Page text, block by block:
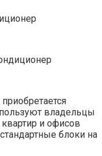
владельцы
и офисов
блоки на